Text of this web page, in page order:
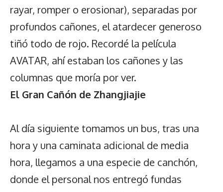
rayar, romper o erosionar), separadas por
profundos cañones, el atardecer generoso
tiñó todo de rojo. Recordé la película
AVATAR, ahí estaban los cañones y las
columnas que moría por ver.
El Gran Cañón de Zhangjiajie
Al día siguiente tomamos un bus, tras una
hora y una caminata adicional de media
hora, llegamos a una especie de canchón,
donde el personal nos entregó fundas